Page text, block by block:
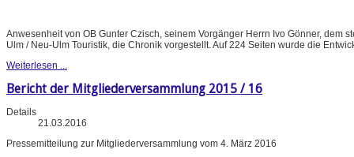
Anwesenheit von OB Gunter Czisch, seinem Vorgänger Herrn Ivo Gönner, dem
Ulm / Neu-Ulm Touristik, die Chronik vorgestellt. Auf 224 Seiten wurde die
Weiterlesen ...
Bericht der Mitgliederversammlung 2015 / 16
Details
21.03.2016
Pressemitteilung zur Mitgliederversammlung vom 4. März 2016